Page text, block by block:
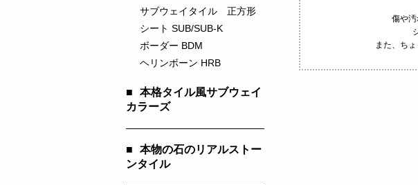
サブウェイタイル 正方形
シート SUB/SUB-K
ボーダー BDM
ヘリンボーン HRB
■
本格タイル風サブウェイ
カラーズ
■
本物の石のリアルストー
ンタイル
傷や
また、ち